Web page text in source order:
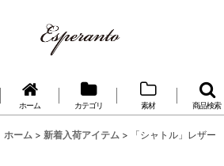
ホーム カテゴリ 素材 商品検索
ホーム > 新着入荷アイテム > 「シャトル」レザー